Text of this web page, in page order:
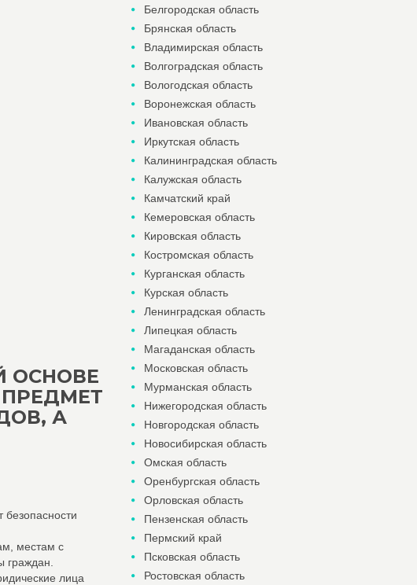
ОСНОВЕ
А
безопасности
местам с
граждан.
лица
Белгородская область
Брянская область
Владимирская область
Волгоградская область
Вологодская область
Воронежская область
Ивановская область
Иркутская область
Калининградская область
Калужская область
Камчатский край
Кемеровская область
Кировская область
Костромская область
Курганская область
Курская область
Ленинградская область
Липецкая область
Магаданская область
Московская область
Мурманская область
Нижегородская область
Новгородская область
Новосибирская область
Омская область
Оренбургская область
Орловская область
Пензенская область
Пермский край
Псковская область
Ростовская область